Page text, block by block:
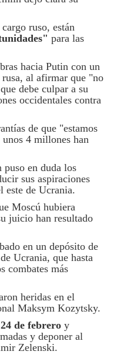
ruso, están
para las
hacia Putin con un
al afirmar que "no
debe culpar a su
occidentales contra
de que "estamos
unos 4 millones han
puso en duda los
sus aspiraciones
este de Ucrania.
Moscú hubiera
juicio han resultado
en un depósito de
Ucrania, que hasta
combates más
heridas en el
Maksym Kozytsky.
de febrero y
y deponer al
Zelenski.